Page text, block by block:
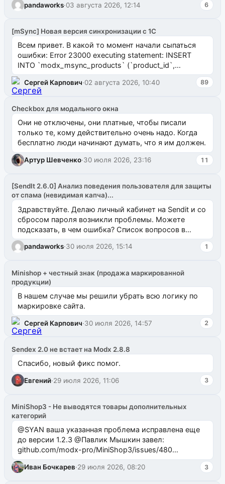
pandaworks·03 августа 2026, 12:14 6
[mSync] Новая версия синхронизации с 1С
Всем привет. В какой то момент начали сыпаться
ошибки: Error 23000 executing statement: INSERT
INTO `modx_msync_products` (`product_id`,
`uuid_1c`) VALUES ...
Сергей Карпович·02 августа 2026, 10:40 89
Checkbox для модального окна
Они не отключены, они платные, чтобы писали
только те, кому действительно очень надо. Когда
бесплатно люди начинают думать, что я им должен.
Артур Шевченко·30 июля 2026, 23:16 11
[SendIt 2.6.0] Анализ поведения пользователя для защиты
от спама (невидимая капча)...
Здравствуйте. Делаю личный кабинет на Sendit и со
сбросом пароля возникли проблемы. Можете
подсказать, в чем ошибка? Список вопросов в
одноименном разделе на modx.pro пока пуст, и,...
pandaworks·30 июля 2026, 15:14 1
Minishop + честный знак (продажа маркированной
продукции)
В нашем случае мы решили убрать всю логику по
маркировке сайта.
Сергей Карпович·30 июля 2026, 14:57 2
Sendex 2.0 не встает на Modx 2.8.8
Спасибо, новый фикс помог.
Евгений·29 июля 2026, 11:06 3
MiniShop3 - Не выводятся товары дополнительных
категорий
@SYAN ваша указанная проблема исправлена еще
до версии 1.2.3 @Павлик Мышкин завел:
github.com/modx-pro/MiniShop3/issues/480
github.com/modx-pro/MiniShop3/issues/481Исправим
в б...
Иван Бочкарев·29 июля 2026, 08:20 3